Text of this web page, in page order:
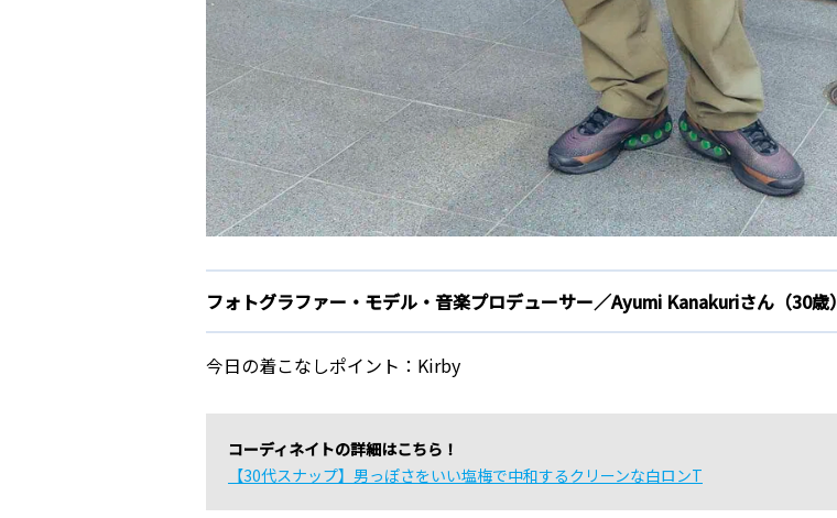
フォトグラファー・モデル・音楽プロデューサー／Ayumi Kanakuriさん（30歳）
今日の着こなしポイント：Kirby
コーディネイトの詳細はこちら！
【30代スナップ】男っぽさをいい塩梅で中和するクリーンな白ロンT